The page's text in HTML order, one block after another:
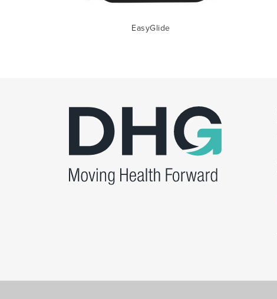
EasyGlide